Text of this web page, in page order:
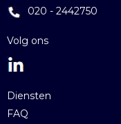
020 - 2442750
Volg ons
Diensten
FAQ